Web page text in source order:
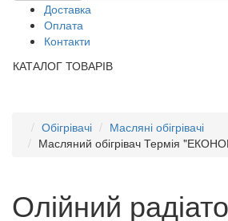
Доставка
Оплата
Контакти
КАТАЛОГ ТОВАРІВ
Обігрівачі
Масляні обігрівачі
Масляний обігрівач Термія
Олійний